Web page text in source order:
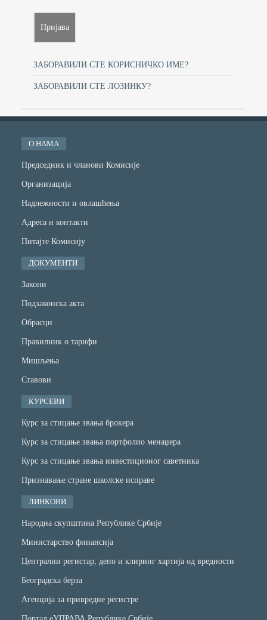
ЗАБОРАВИЛИ СТЕ КОРИСНИЧКО ИМЕ?
ЗАБОРАВИЛИ СТЕ ЛОЗИНКУ?
О НАМА
Председник и чланови Комисије
Организација
Надлежности и овлашћења
Адреса и контакти
Питајте Комисију
ДОКУМЕНТИ
Закони
Подзаконска акта
Обрасци
Правилник о тарифи
Мишљења
Ставови
КУРСЕВИ
Курс за стицање звања брокера
Курс за стицање звања портфолио менаџера
Курс за стицање звања инвестиционог саветника
Признавање стране школске исправе
ЛИНКОВИ
Народна скупштина Републике Србије
Министарство финансијa
Централни регистар, депо и клиринг хартија од вредности
Београдска берза
Агенција за привредне регистре